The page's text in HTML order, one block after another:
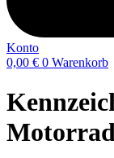
Konto
0,00 € 0 Warenkorb